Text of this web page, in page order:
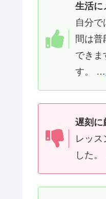
生活に
自分
間は
できま
す。 …
遅刻に
レッ
した